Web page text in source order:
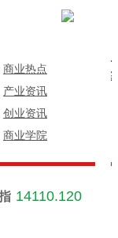
商业热点
产业资讯
创业资讯
商业学院
14110.120